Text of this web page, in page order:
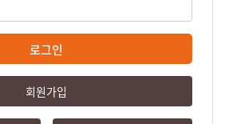
로그인
회원가입